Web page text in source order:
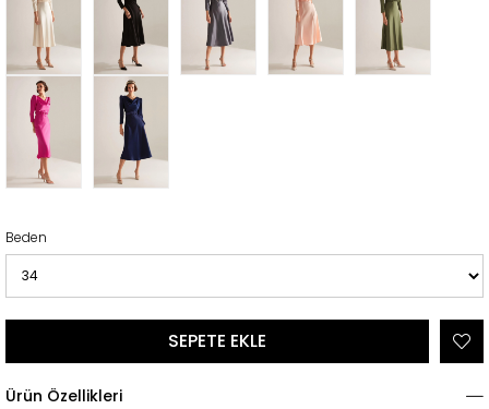
Beden
Ürün Özellikleri